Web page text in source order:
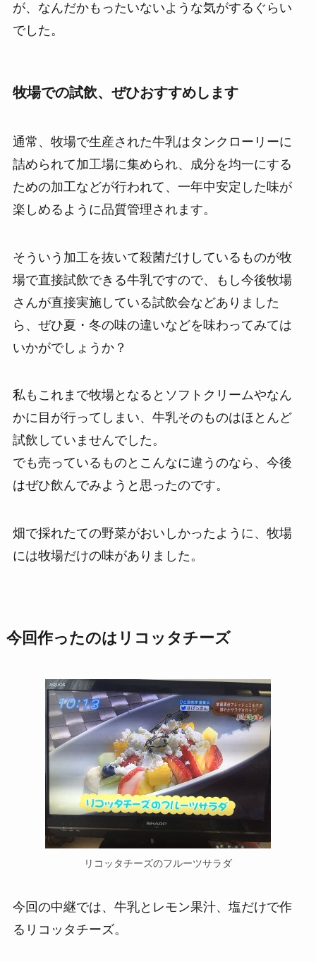
が、なんだかもったいないような気がするぐらい
でした。
牧場での試飲、ぜひおすすめします
通常、牧場で生産された牛乳はタンクローリーに
詰められて加工場に集められ、成分を均一にする
ための加工などが行われて、一年中安定した味が
楽しめるように品質管理されます。
そういう加工を抜いて殺菌だけしているものが牧
場で直接試飲できる牛乳ですので、もし今後牧場
さんが直接実施している試飲会などありました
ら、ぜひ夏・冬の味の違いなどを味わってみては
いかがでしょうか？
私もこれまで牧場となるとソフトクリームやなん
かに目が行ってしまい、牛乳そのものはほとんど
試飲していませんでした。
でも売っているものとこんなに違うのなら、今後
はぜひ飲んでみようと思ったのです。
畑で採れたての野菜がおいしかったように、牧場
には牧場だけの味がありました。
今回作ったのはリコッタチーズ
リコッタチーズのフルーツサラダ
今回の中継では、牛乳とレモン果汁、塩だけで作
るリコッタチーズ。